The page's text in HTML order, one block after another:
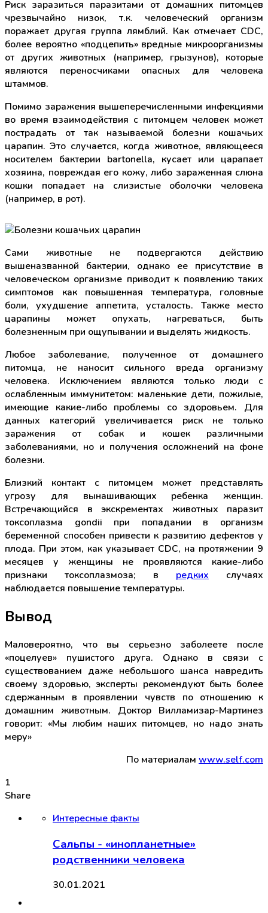
Риск заразиться паразитами от домашних питомцев
чрезвычайно низок, т.к. человеческий организм
поражает другая группа лямблий. Как отмечает CDC,
более вероятно «подцепить» вредные микроорганизмы
от других животных (например, грызунов), которые
являются переносчиками опасных для человека
штаммов.
Помимо заражения вышеперечисленными инфекциями
во время взаимодействия с питомцем человек может
пострадать от так называемой болезни кошачьих
царапин. Это случается, когда животное, являющееся
носителем бактерии bartonella, кусает или царапает
хозяина, повреждая его кожу, либо зараженная слюна
кошки попадает на слизистые оболочки человека
(например, в рот).
Сами животные не подвергаются действию
вышеназванной бактерии, однако ее присутствие в
человеческом организме приводит к появлению таких
симптомов как повышенная температура, головные
боли, ухудшение аппетита, усталость. Также место
царапины может опухать, нагреваться, быть
болезненным при ощупывании и выделять жидкость.
Любое заболевание, полученное от домашнего
питомца, не наносит сильного вреда организму
человека. Исключением являются только люди с
ослабленным иммунитетом: маленькие дети, пожилые,
имеющие какие-либо проблемы со здоровьем. Для
данных категорий увеличивается риск не только
заражения от собак и кошек различными
заболеваниями, но и получения осложнений на фоне
болезни.
Близкий контакт с питомцем может представлять
угрозу для вынашивающих ребенка женщин.
Встречающийся в экскрементах животных паразит
токсоплазма gondii при попадании в организм
беременной способен привести к развитию дефектов у
плода. При этом, как указывает CDC, на протяжении 9
месяцев у женщины не проявляются какие-либо
признаки токсоплазмоза; в редких случаях
наблюдается повышение температуры.
Вывод
Маловероятно, что вы серьезно заболеете после
«поцелуев» пушистого друга. Однако в связи с
существованием даже небольшого шанса навредить
своему здоровью, эксперты рекомендуют быть более
сдержанным в проявлении чувств по отношению к
домашним животным. Доктор Вилламизар-Мартинез
говорит: «Мы любим наших питомцев, но надо знать
меру»
По материалам www.self.com
1
Share
Интересные факты
Сальпы - «инопланетные»
родственники человека
30.01.2021